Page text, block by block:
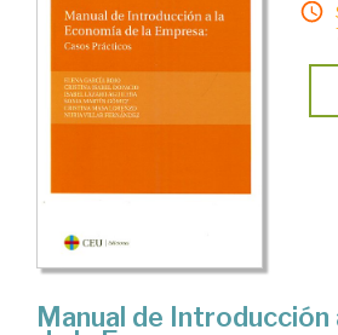
Manual de Introducción